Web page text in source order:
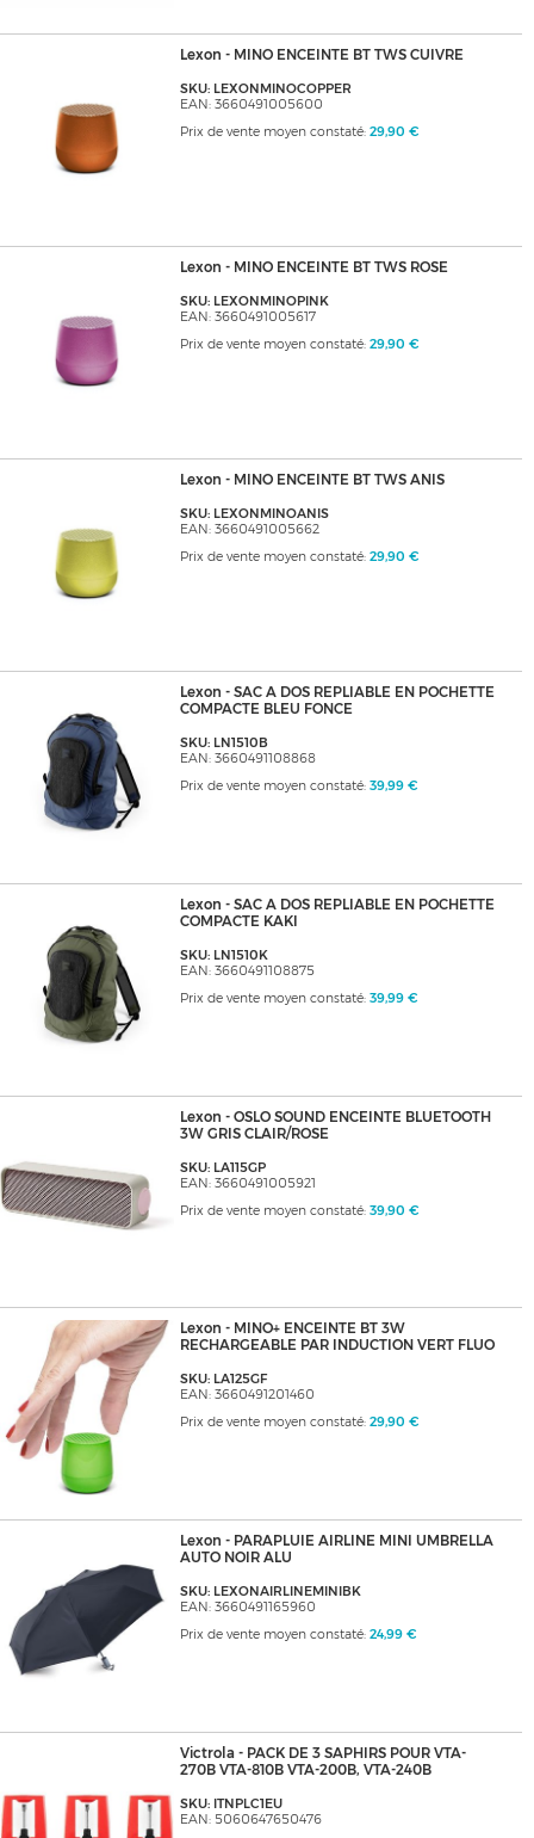
Lexon - MINO ENCEINTE BT TWS CUIVRE
SKU: LEXONMINOCOPPER
EAN: 3660491005600
Prix de vente moyen constaté: 29,90 €
Lexon - MINO ENCEINTE BT TWS ROSE
SKU: LEXONMINOPINK
EAN: 3660491005617
Prix de vente moyen constaté: 29,90 €
Lexon - MINO ENCEINTE BT TWS ANIS
SKU: LEXONMINOANIS
EAN: 3660491005662
Prix de vente moyen constaté: 29,90 €
Lexon - SAC A DOS REPLIABLE EN POCHETTE
COMPACTE BLEU FONCE
SKU: LN1510B
EAN: 3660491108868
Prix de vente moyen constaté: 39,99 €
Lexon - SAC A DOS REPLIABLE EN POCHETTE
COMPACTE KAKI
SKU: LN1510K
EAN: 3660491108875
Prix de vente moyen constaté: 39,99 €
Lexon - OSLO SOUND ENCEINTE BLUETOOTH
3W GRIS CLAIR/ROSE
SKU: LA115GP
EAN: 3660491005921
Prix de vente moyen constaté: 39,90 €
Lexon - MINO+ ENCEINTE BT 3W
RECHARGEABLE PAR INDUCTION VERT FLUO
SKU: LA125GF
EAN: 3660491201460
Prix de vente moyen constaté: 29,90 €
Lexon - PARAPLUIE AIRLINE MINI UMBRELLA
AUTO NOIR ALU
SKU: LEXONAIRLINEMINIBK
EAN: 3660491165960
Prix de vente moyen constaté: 24,99 €
Victrola - PACK DE 3 SAPHIRS POUR VTA-
270B VTA-810B VTA-200B, VTA-240B
SKU: ITNPLC1EU
EAN: 5060647650476